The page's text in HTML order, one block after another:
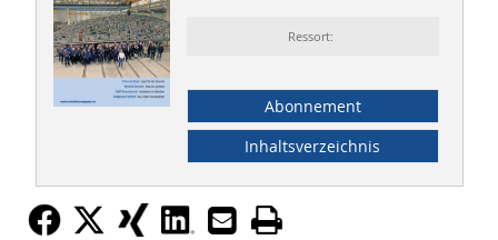
Ressort:
Abonnement
Inhaltsverzeichnis